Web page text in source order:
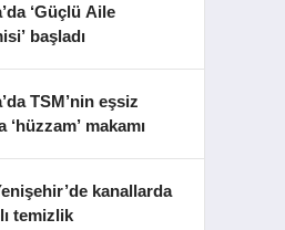
‘Güçlü Aile
başladı
TSM’nin eşsiz
‘hüzzam’ makamı
kanallarda
temizlik